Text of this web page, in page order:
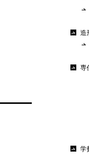
造
専
学